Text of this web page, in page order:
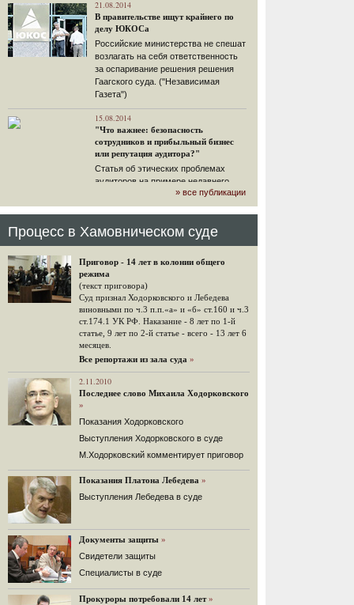
21.08.2014
В правительстве ищут крайнего по
делу ЮКОСа
Российские министерства не спешат
возлагать на себя ответственность
за оспаривание решения решения
Гаагского суда. ("Независимая
Газета")
15.08.2014
"Что важнее: безопасность
сотрудников и прибыльный бизнес
или репутация аудитора?"
Статья об этических проблемах
аудиторов на примере недавнего
громкого арбитражного решения по
ЮКОСу. (navalny.com)
15.08.2014
конфискационным санкциям со
стороны государства, оказались под
защитой арбитражного суда"
Швейцарская газета "Neue Zuercher
Zeitung" о гаагском судебном
решении.
48 комментариев
Не исключил
Владимир Путин допускает, что Россия может выйти из-
под юрисдикции ЕСПЧ.
88 комментариев
14.08.2014
Нарулил
Игорь Сечин просит о помощи.
Ссылаясь на санкции, глава
«Роснефти» хочет выбить из фонда
12.08.2014
Граждане не хотят платить по счетам ЮКОСа
Решение Гаагского суда о компенсации $50 млрд
» все публикации
Процесс в Хамовническом суде
Приговор - 14 лет в колонии общего
режима
(текст приговора)
Суд признал Ходорковского и Лебедева
виновными по ч.3 п.п.«а» и «б» ст.160 и ч.3
ст.174.1 УК РФ. Наказание - 8 лет по 1-й
статье, 9 лет по 2-й статье - всего - 13 лет 6
месяцев.
Все репортажи из зала суда »
2.11.2010
Последнее слово Михаила Ходорковского
»
Показания Ходорковского
Выступления Ходорковского в суде
М.Ходорковский комментирует приговор
Показания Платона Лебедева »
Выступления Лебедева в суде
Документы защиты »
Cвидетели защиты
Cпециалисты в суде
Прокуроры потребовали 14 лет »